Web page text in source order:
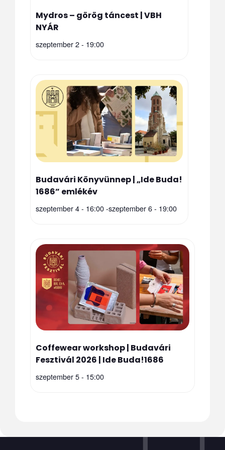
Mydros – görög táncest | VBH
NYÁR
szeptember 2 - 19:00
Budavári Könyvünnep | „Ide Buda!
1686” emlékév
szeptember 4 - 16:00-szeptember 6 - 19:00
Coffewear workshop | Budavári
Fesztivál 2026 | Ide Buda!1686
szeptember 5 - 15:00